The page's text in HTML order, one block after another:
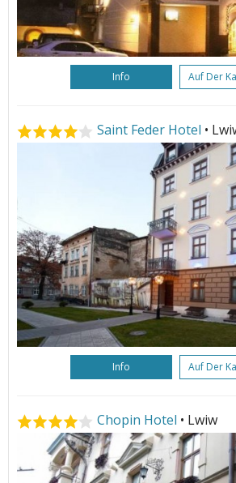
Info Auf Der
Saint Feder Hotel •
Info Auf Der
Chopin Hotel • Lwiw